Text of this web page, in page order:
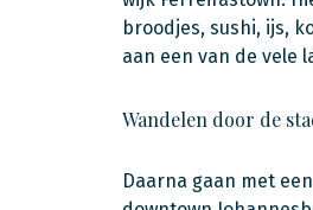
broodjes, sushi, ijs,
aan een van de vele
Wandelen door de
Daarna gaan met